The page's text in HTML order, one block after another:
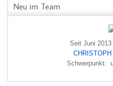
In jeder Situation das Richtige tun!
Wir helfen und unterstützen Sie
Neu im Team
Seit Juni 2013
Schwerpunkt: